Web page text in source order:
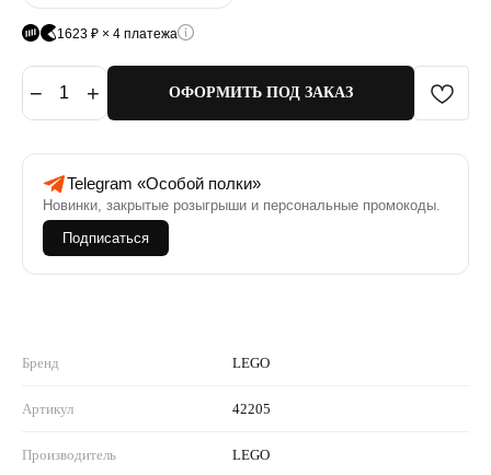
1623 ₽ × 4 платежа
− 1 + ОФОРМИТЬ ПОД ЗАКАЗ
Telegram «Особой полки»
Новинки, закрытые розыгрыши и персональные промокоды.
Подписаться
Бренд LEGO
Артикул 42205
Производитель LEGO